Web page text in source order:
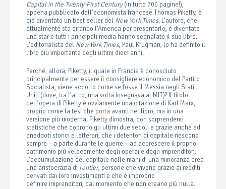
Capital in the Twenty-First Century(in tutto 700 pagine!),
appena pubblicato dall’economista francese Thomas Piketty, è
già diventato un best-seller del New York Times. L’autore, che
attualmente sta girando l’America per presentarlo, è diventato
una star e tutti i principali media hanno segnalato il suo libro.
L’editorialista del New York Times, Paul Krugman, lo ha definito il
libro più importante degli ultimi dieci anni.
Perché, allora, Piketty, il quale in Francia è conosciuto
principalmente per essere il consigliere economico del Partito
Socialista, viene accolto come se fosse il Messia negli Stati
Uniti (dove, tra l’altro, una volta insegnava al MIT)? Il titolo
dell’opera di Piketty è ovviamente una citazione di Karl Marx,
proprio come la tesi che porta avanti nel libro, ma in una
versione più moderna. Piketty dimostra, con sorprendenti
statistiche che coprono gli ultimi due secoli e grazie anche ad
aneddoti storici e letterari, che i detentori di capitale riescono
sempre – a parte durante le guerre – ad accrescere il proprio
patrimonio più velocemente degli operai e degli imprenditori.
L’accumulazione del capitale nelle mani di una minoranza crea
una aristocrazia di rentier, persone che vivono grazie ai redditi
derivati dai loro investimenti e che è improprio
definire imprenditori, dal momento che non creano più nulla.